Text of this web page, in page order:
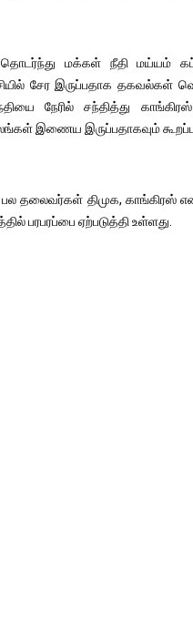
மக்கள் நீதி மய்யம்
சேர இருப்பதாக தகவல்கள்
நேரில் சந்தித்து
இணைய இருப்பதாகவும்
பல தலைவர்கள் திமுக, காங்கிரஸ்
பரபரப்பை ஏற்படுத்தி உள்ளது.